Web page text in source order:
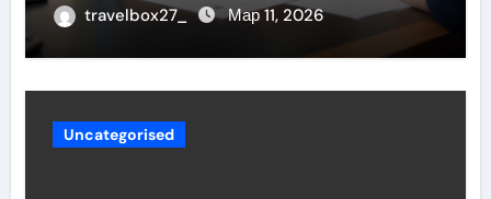
открытия
travelbox27_ Мар 11, 2026
Uncategorised